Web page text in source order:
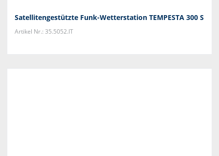
Satellitengestützte Funk-Wetterstation TEMPESTA 300 S
Artikel Nr.: 35.5052.IT